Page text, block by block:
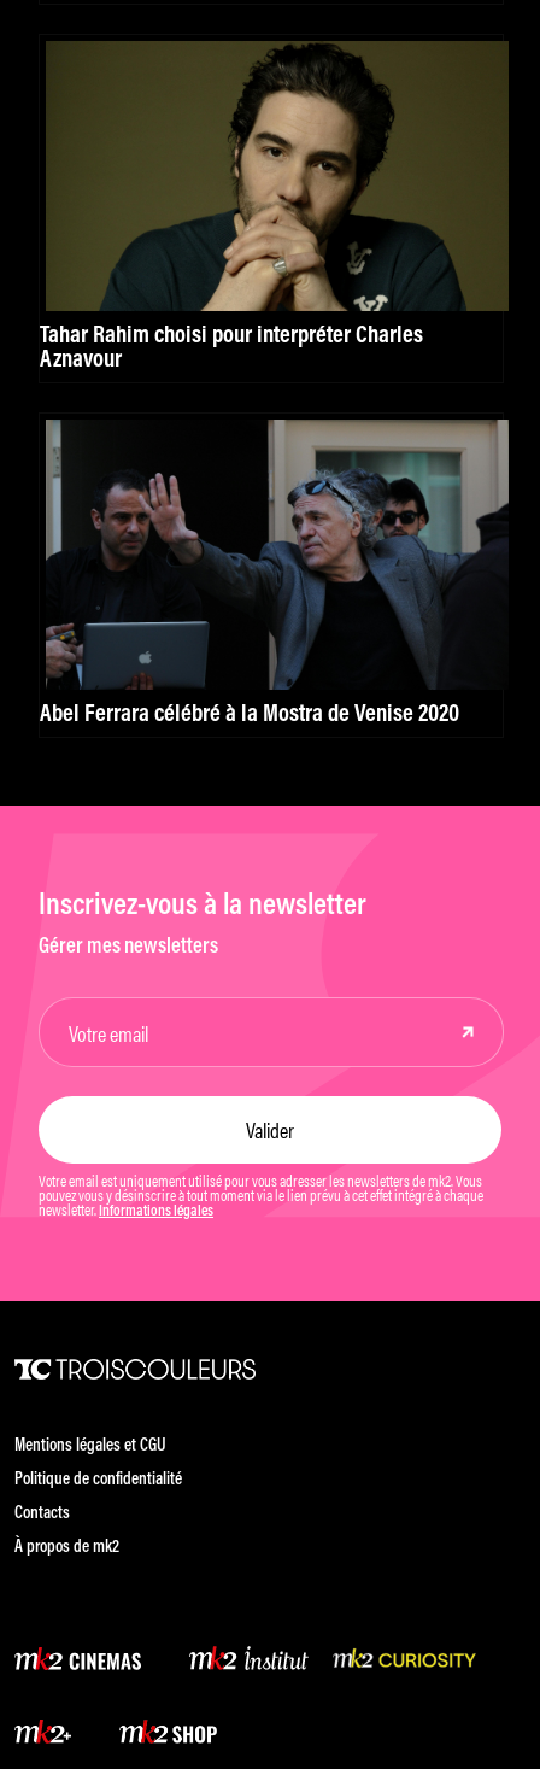
Tahar Rahim choisi pour interpréter Charles
Aznavour
Abel Ferrara célébré à la Mostra de Venise 2020
Inscrivez-vous à la newsletter
Gérer mes newsletters
Votre email est uniquement utilisé pour vous adresser les newsletters de mk2. Vous
pouvez vous y désinscrire à tout moment via le lien prévu à cet effet intégré à chaque
newsletter. Informations légales
Mentions légales et CGU
Politique de confidentialité
Contacts
À propos de mk2